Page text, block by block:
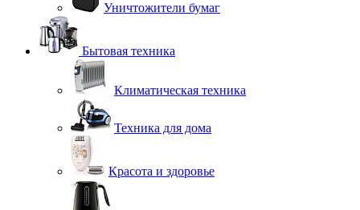
Уничтожители бумаг
Бытовая техника
Климатическая техника
Техника для дома
Красота и здоровье